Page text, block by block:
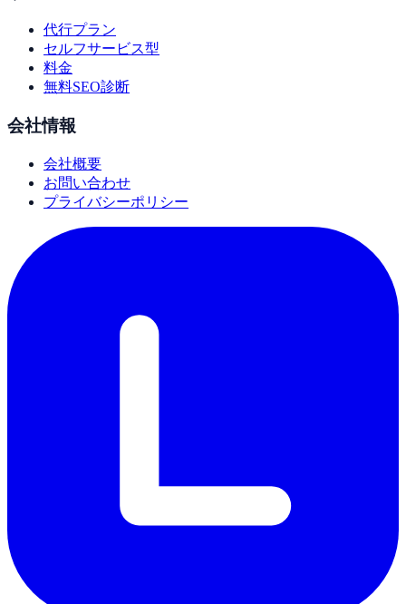
代行プラン
セルフサービス型
料金
無料SEO診断
会社情報
会社概要
お問い合わせ
プライバシーポリシー